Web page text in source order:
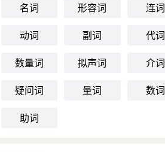
名词 形容词
连词
动词
副词
代词
数量词
拟声词
介词
疑问词
量词
数词
助词